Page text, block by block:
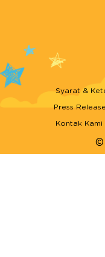
©
Syarat &
Press Release
Kontak Kami